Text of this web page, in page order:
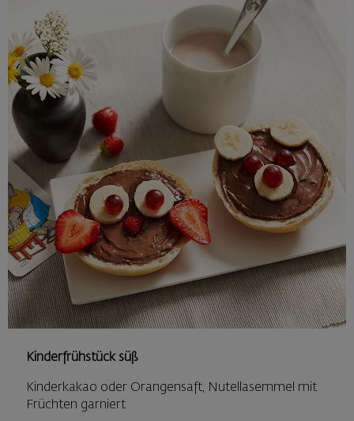
Kinderfrühstück süß
Kinderkakao oder Orangensaft, Nutellasemmel mit
Früchten garniert